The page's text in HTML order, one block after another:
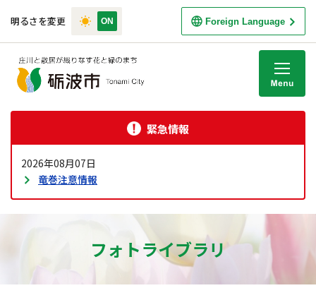
明るさを変更 Foreign Language
緊急情報
2026年08月07日
竜巻注意情報
フォトライブラリ